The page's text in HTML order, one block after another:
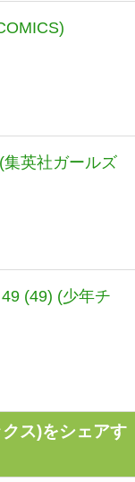
英社ガールズ
(49) (少年チ
ス)をシェアす